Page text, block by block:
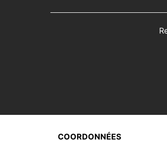
COORDONNÉES